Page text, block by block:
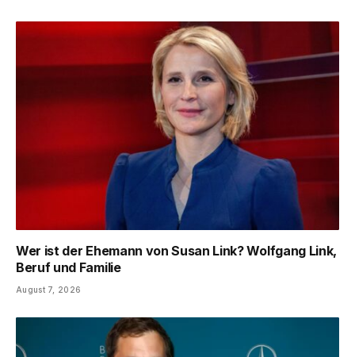
Wer ist der Ehemann von Susan Link? Wolfgang Link,
Beruf und Familie
August 7, 2026